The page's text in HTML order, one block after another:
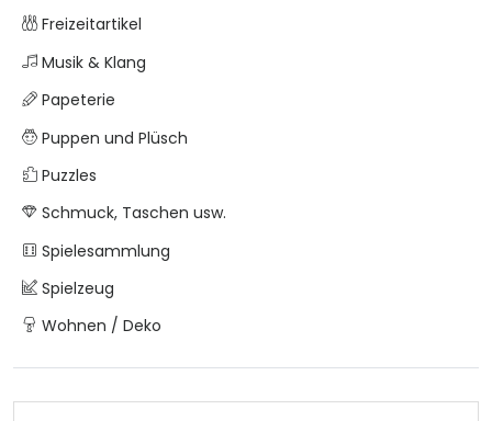
Freizeitartikel
Musik & Klang
Papeterie
Puppen und Plüsch
Puzzles
Schmuck, Taschen usw.
Spielesammlung
Spielzeug
Wohnen / Deko